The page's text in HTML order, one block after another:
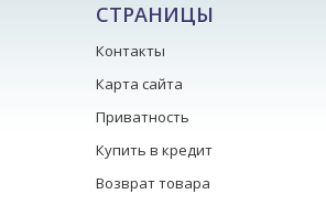
СТРАНИЦЫ
Контакты
Карта сайта
Приватность
Купить в кредит
Возврат товара